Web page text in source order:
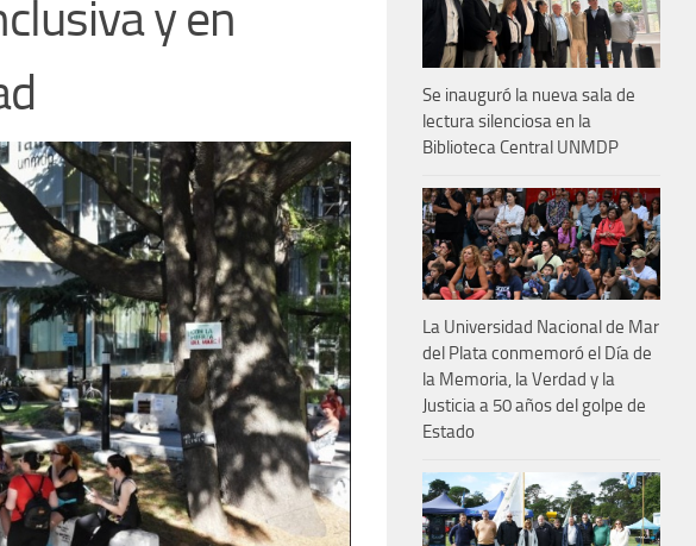
y en
Se inauguró la nueva sala de
lectura silenciosa en la
Biblioteca Central UNMDP
La Universidad Nacional de Mar
del Plata conmemoró el Día de
la Memoria, la Verdad y la
Justicia a 50 años del golpe de
Estado